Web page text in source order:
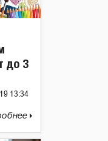
до 3
13:34